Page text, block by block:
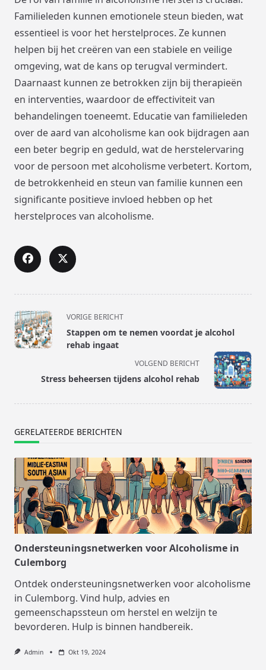
Familieleden kunnen emotionele steun bieden, wat
essentieel is voor het herstelproces. Ze kunnen
helpen bij het creëren van een stabiele en veilige
omgeving, wat de kans op terugval vermindert.
Daarnaast kunnen ze betrokken zijn bij therapieën
en interventies, waardoor de effectiviteit van
behandelingen toeneemt. Educatie van familieleden
over de aard van alcoholisme kan ook bijdragen aan
een beter begrip en geduld, wat de herstelervaring
voor de persoon met alcoholisme verbetert. Kortom,
de betrokkenheid en steun van familie kunnen een
significante positieve invloed hebben op het
herstelproces van alcoholisme.
<span
class="nav-
subtitle
VORIGE BERICHT
Stappen om te nemen voordat je alcohol
rehab ingaat
VOLGEND BERICHT
Stress beheersen tijdens alcohol rehab
GERELATEERDE BERICHTEN
Ondersteuningsnetwerken voor Alcoholisme in
Culemborg
Ontdek ondersteuningsnetwerken voor alcoholisme
in Culemborg. Vind hulp, advies en
gemeenschapssteun om herstel en welzijn te
bevorderen. Hulp is binnen handbereik.
Admin Okt 19, 2024